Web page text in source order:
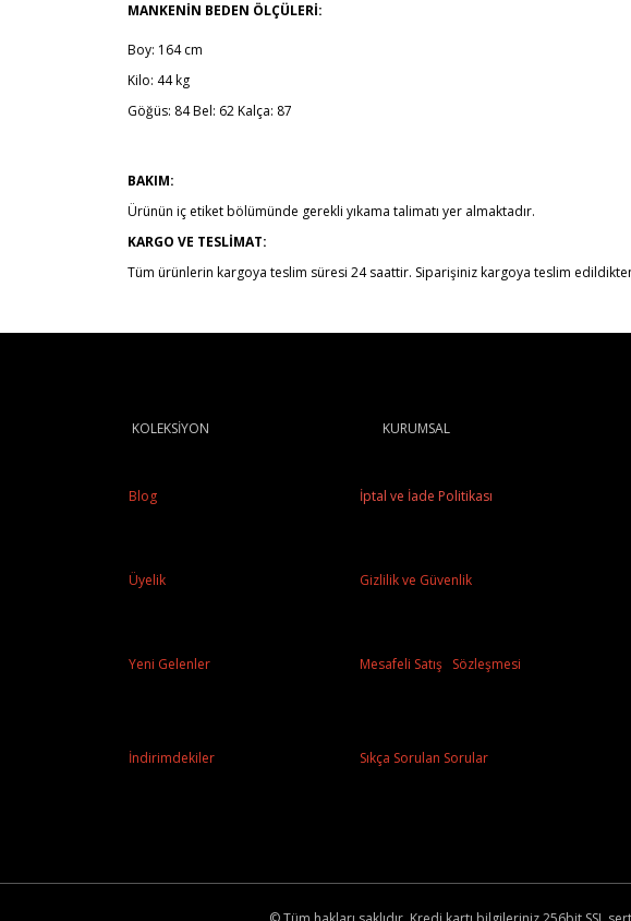
MANKENİN BEDEN ÖLÇÜLERİ:
Boy: 164 cm
Kilo: 44 kg
Göğüs: 84 Bel: 62 Kalça: 87
BAKIM:
Ürünün iç etiket bölümünde gerekli yıkama talimatı yer almaktadır.
KARGO VE TESLİMAT:
Tüm ürünlerin kargoya teslim süresi 24 saattir. Siparişiniz kargoya teslim
KOLEKSİYON KURUMSAL
Blog İptal ve İade Politikası
Üyelik Gizlilik ve Güvenlik
Yeni Gelenler Mesafeli Satış Sözleşmesi
İndirimdekiler Sıkça Sorulan Sorular